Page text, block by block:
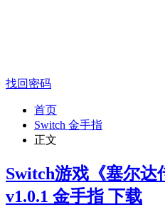
找回密码
首页
Switch 金手指
正文
Switch游戏《塞尔达
v1.0.1 金手指 下载